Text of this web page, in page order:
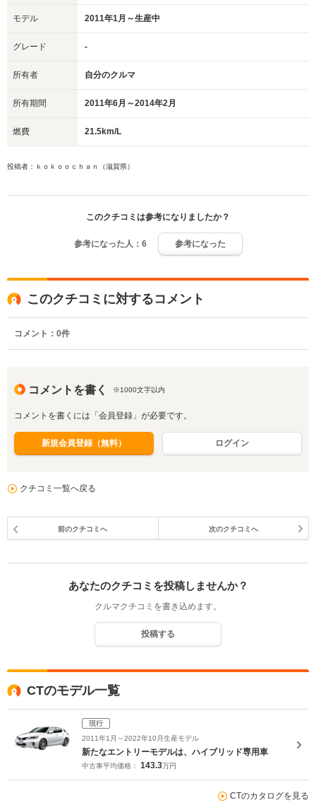
モデル 2011年1月～生産中
グレード -
所有者 自分のクルマ
所有期間 2011年6月～2014年2月
燃費 21.5km/L
投稿者：ｋｏｋｏｏｃｈａｎ（滋賀県）
このクチコミは参考になりましたか？
参考になった人： 6 参考になった
このクチコミに対するコメント
コメント： 0件
コメントを書く ※1000文字以内
コメントを書くには「会員登録」が必要です。
新規会員登録（無料） ログイン
クチコミ一覧へ戻る
前のクチコミへ 次のクチコミへ
あなたのクチコミを投稿しませんか？
クルマクチコミを書き込めます。
投稿する
CTのモデル一覧
現行
2011年1月～2022年10月生産モデル
新たなエントリーモデルは、ハイブリッド専用車
中古車平均価格： 143.3万円
CTのカタログを見る